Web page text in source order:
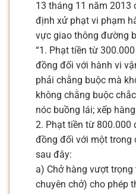
13 tháng 11 năm 2013
định xử phạt vi phạm
vực giao thông đường
“1. Phạt tiền từ
đồng đối với hành vi
phải chằng buộc mà
không chằng buộc
nóc buồng lái; xếp
2. Phạt tiền từ 800.000
đồng đối với một trong
sau đây:
a) Chở hàng vượt
chuyên chở) cho phép